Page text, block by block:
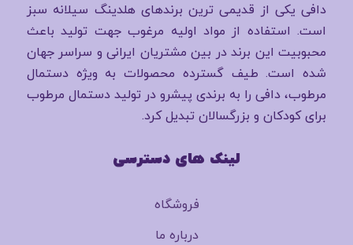
دافی یکی از قدیمی ترین برندهای هلدینگ سیلانه سبز
است. استفاده از مواد اولیه مرغوب جهت تولید باعث
محبوبیت این برند در بین مشتریان ایرانی و سراسر جهان
شده است. طیف گسترده محصولات به ویژه دستمال
مرطوب، دافی را به برندی پیشرو در تولید دستمال مرطوب
برای کودکان و بزرگسالان تبدیل کرد.
لینک های دسترسی
فروشگاه
درباره ما